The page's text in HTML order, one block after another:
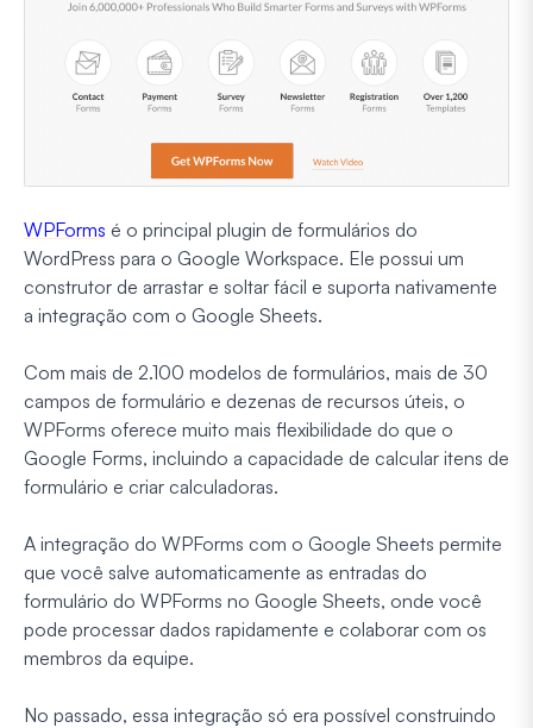
WPForms é o principal plugin de formulários do
WordPress para o Google Workspace. Ele possui um
construtor de arrastar e soltar fácil e suporta nativamente
a integração com o Google Sheets.
Com mais de 2.100 modelos de formulários, mais de 30
campos de formulário e dezenas de recursos úteis, o
WPForms oferece muito mais flexibilidade do que o
Google Forms, incluindo a capacidade de calcular itens de
formulário e criar calculadoras.
A integração do WPForms com o Google Sheets permite
que você salve automaticamente as entradas do
formulário do WPForms no Google Sheets, onde você
pode processar dados rapidamente e colaborar com os
membros da equipe.
No passado, essa integração só era possível construindo